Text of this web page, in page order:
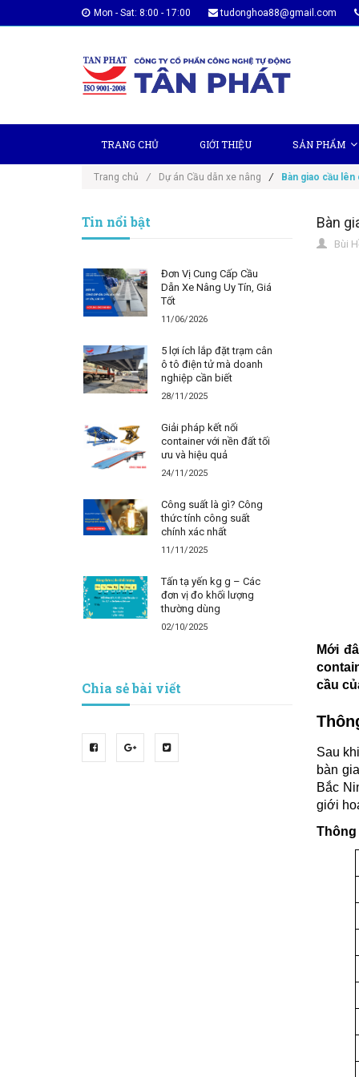
Mon - Sat: 8:00 - 17:00 tudonghoa88@gmail.com
TRANG CHỦ GIỚI THIỆU SẢN PHẨM
Trang chủ / Dự án Cầu dẫn xe nâng / Bàn giao cầu
Tin nổi bật
Đơn Vị Cung Cấp Cầu
Dẫn Xe Nâng Uy Tín, Giá
Tốt
11/06/2026
5 lợi ích lắp đặt trạm cân
ô tô điện tử mà doanh
nghiệp cần biết
28/11/2025
Giải pháp kết nối
container với nền đất tối
ưu và hiệu quả
24/11/2025
Công suất là gì? Công
thức tính công suất
chính xác nhất
11/11/2025
Tấn tạ yến kg g – Các
đơn vị đo khối lượng
thường dùng
02/10/2025
Chia sẻ bài viết
Bàn
Bùi
Mới
cầu
Sau
bàn
Bắc
giới
Thông